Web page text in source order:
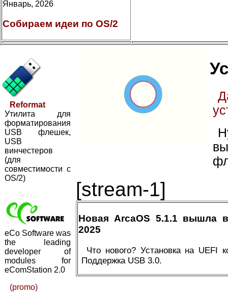
Январь, 2026
Собираем идеи по OS/2
Reformat
Утилита для
форматирования
USB флешек,
USB
винчестеров
(для
совместимости с
OS/2)
eCo Software was
the leading
developer of
modules for
eComStation 2.0
(promo)
[stream-1]
Новая ArcaOS 5.1.1 вышла
2025
Что нового? Установка на UEFI
Поддержка USB 3.0.